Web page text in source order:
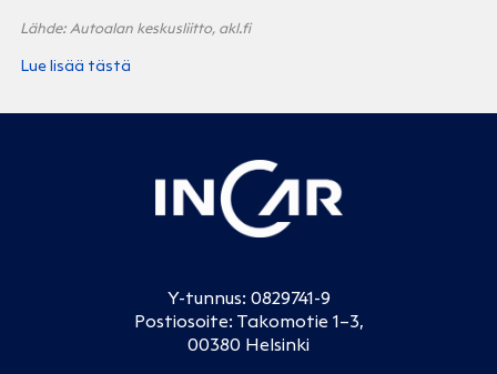
Lähde: Autoalan keskusliitto, akl.fi
Lue lisää tästä
Y-tunnus: 0829741-9
Postiosoite: Takomotie 1–3,
00380 Helsinki